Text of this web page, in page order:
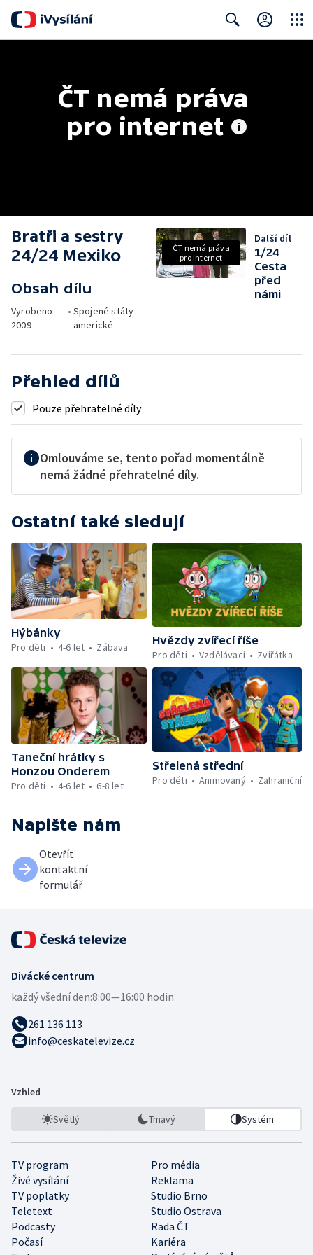
ČT nemá práva
pro internet
Bratři a sestry
24/24 Mexiko
Obsah dílu
Vyrobeno
2009
• Spojené státy
americké
ČT nemá práva
pro internet
Další díl
1/24
Cesta
před
námi
Přehled dílů
Pouze přehratelné díly
Omlouváme se, tento pořad momentálně
nemá žádné přehratelné díly.
Ostatní také sledují
Hýbánky
Pro děti
4-6 let Zábava
Hvězdy zvířecí říše
Pro děti
Vzdělávací Zvířátka
Taneční hrátky s
Honzou Onderem
Pro děti
4-6 let 6-8 let
Střelená střední
Pro děti
Animovaný Zahraniční
Napište nám
Otevřít
kontaktní
formulář
Divácké centrum
každý všední den:8:00—16:00 hodin
261 136 113
info@ceskatelevize.cz
Vzhled
Světlý Tmavý Systém
TV program
Pro média
Živé vysílání
Reklama
TV poplatky
Studio Brno
Teletext
Studio Ostrava
Podcasty
Rada ČT
Počasí
Kariéra